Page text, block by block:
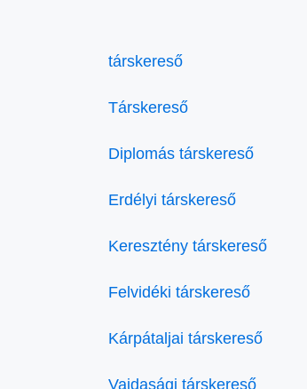
társkereső
Társkereső
Diplomás társkereső
Erdélyi társkereső
Keresztény társkereső
Felvidéki társkereső
Kárpátaljai társkereső
Vajdasági társkereső